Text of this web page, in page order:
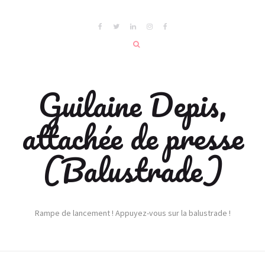
Guilaine Depis,
attachée de presse
(Balustrade)
Rampe de lancement ! Appuyez-vous sur la balustrade !